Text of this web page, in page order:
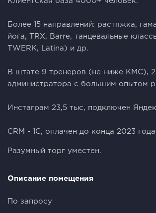
Более 15 направлений: растяжка,
йога, TRX, Barre, танцевальные
TWERK, Latina) и др.
В штате 9 тренеров (не ниже КМС), 2
администратора с большим опытом
Инстаграм 23,5 тыс, подключен
CRM - 1С, оплачен до конца 2023
Разумный торг уместен.
Описание помещения
По запросу